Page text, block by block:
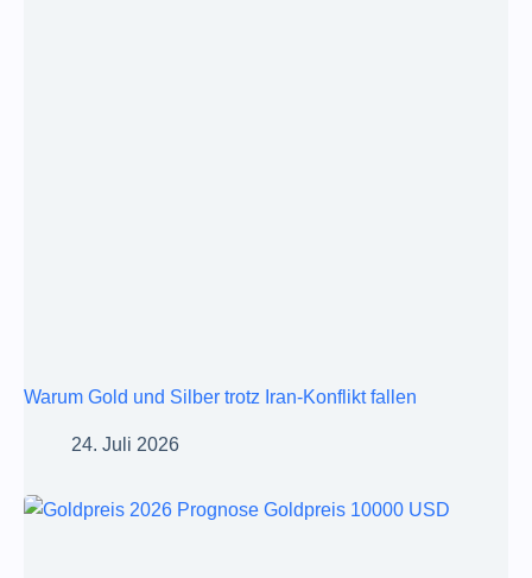
Warum Gold und Silber trotz Iran-Konflikt fallen
24. Juli 2026